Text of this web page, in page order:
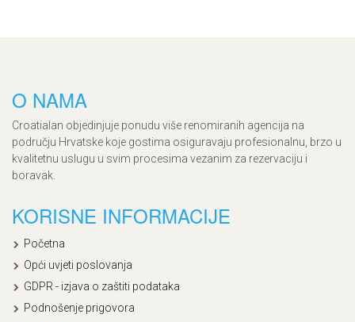
O NAMA
Croatialan objedinjuje ponudu više renomiranih agencija na
području Hrvatske koje gostima osiguravaju profesionalnu, brzo u
kvalitetnu uslugu u svim procesima vezanim za rezervaciju i
boravak.
KORISNE INFORMACIJE
Početna
Opći uvjeti poslovanja
GDPR - izjava o zaštiti podataka
Podnošenje prigovora